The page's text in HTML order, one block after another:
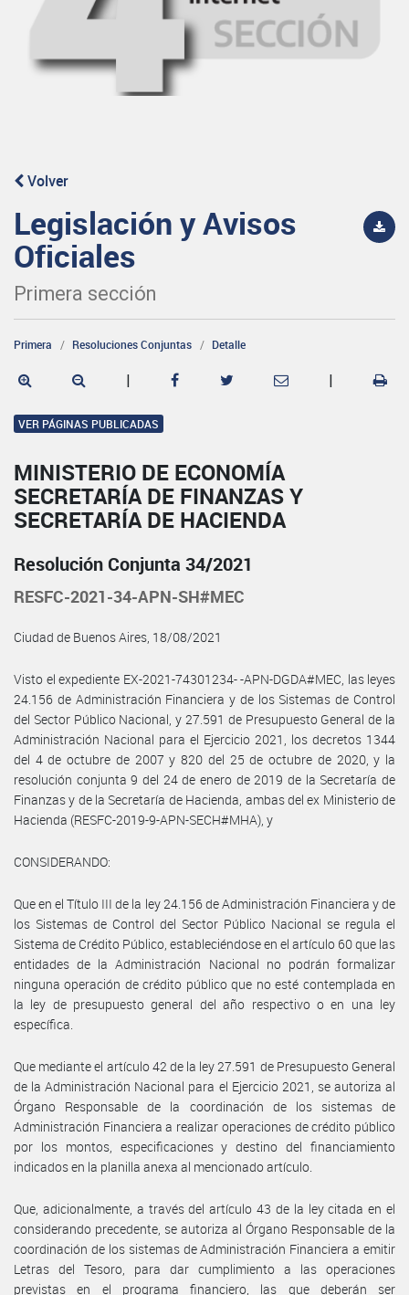
Volver
Legislación y Avisos
Oficiales
Primera sección
Primera Resoluciones Conjuntas Detalle
| |
VER PÁGINAS PUBLICADAS
MINISTERIO DE ECONOMÍA
SECRETARÍA DE FINANZAS Y
SECRETARÍA DE HACIENDA
Resolución Conjunta 34/2021
RESFC-2021-34-APN-SH#MEC
Ciudad de Buenos Aires, 18/08/2021
Visto el expediente EX-2021-74301234- -APN-DGDA#MEC, las leyes
24.156 de Administración Financiera y de los Sistemas de Control
del Sector Público Nacional, y 27.591 de Presupuesto General de la
Administración Nacional para el Ejercicio 2021, los decretos 1344
del 4 de octubre de 2007 y 820 del 25 de octubre de 2020, y la
resolución conjunta 9 del 24 de enero de 2019 de la Secretaría de
Finanzas y de la Secretaría de Hacienda, ambas del ex Ministerio de
Hacienda (RESFC-2019-9-APN-SECH#MHA), y
CONSIDERANDO:
Que en el Título III de la ley 24.156 de Administración Financiera y de
los Sistemas de Control del Sector Público Nacional se regula el
Sistema de Crédito Público, estableciéndose en el artículo 60 que las
entidades de la Administración Nacional no podrán formalizar
ninguna operación de crédito público que no esté contemplada en
la ley de presupuesto general del año respectivo o en una ley
específica.
Que mediante el artículo 42 de la ley 27.591 de Presupuesto General
de la Administración Nacional para el Ejercicio 2021, se autoriza al
Órgano Responsable de la coordinación de los sistemas de
Administración Financiera a realizar operaciones de crédito público
por los montos, especificaciones y destino del financiamiento
indicados en la planilla anexa al mencionado artículo.
Que, adicionalmente, a través del artículo 43 de la ley citada en el
considerando precedente, se autoriza al Órgano Responsable de la
coordinación de los sistemas de Administración Financiera a emitir
Letras del Tesoro, para dar cumplimiento a las operaciones
previstas en el programa financiero, las que deberán ser